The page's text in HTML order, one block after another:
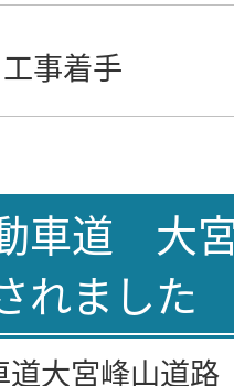
工事着手
車道 大
れました
大宮峰山道路